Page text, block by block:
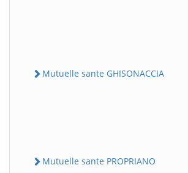
Mutuelle sante GHISONACCIA
Mutuelle sante PROPRIANO